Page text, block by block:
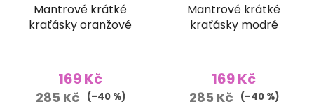
Mantrové krátké
kraťásky oranžové
169 Kč
285 Kč (–40 %)
Mantrové krátké
kraťásky modré
169 Kč
285 Kč (–40 %)